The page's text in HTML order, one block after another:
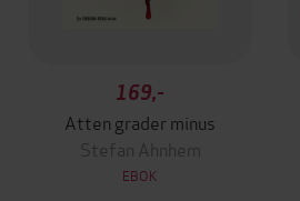
169,-
Atten grader minus
Stefan Ahnhem
EBOK